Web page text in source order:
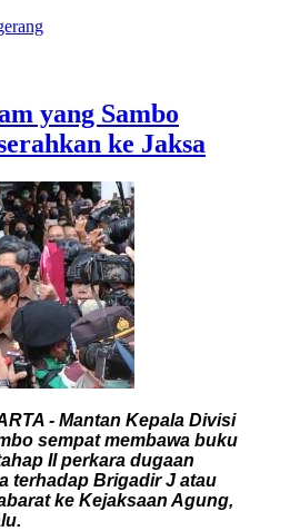
yang Sambo
ke Jaksa
- Mantan Kepala Divisi
sempat membawa buku
II perkara dugaan
terhadap Brigadir J atau
ke Kejaksaan Agung,